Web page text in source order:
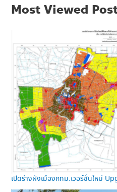
Most Viewed
เปิดร่างผังเมืองกทม.เวอร์ชั่นใหม่